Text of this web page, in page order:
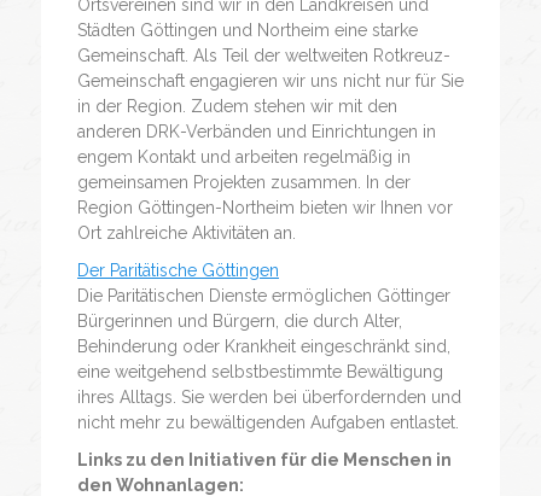
Ortsvereinen sind wir in den Landkreisen und
Städten Göttingen und Northeim eine starke
Gemeinschaft. Als Teil der weltweiten Rotkreuz-
Gemeinschaft engagieren wir uns nicht nur für Sie
in der Region. Zudem stehen wir mit den
anderen DRK-Verbänden und Einrichtungen in
engem Kontakt und arbeiten regelmäßig in
gemeinsamen Projekten zusammen. In der
Region Göttingen-Northeim bieten wir Ihnen vor
Ort zahlreiche Aktivitäten an.
Der Paritätische Göttingen
Die Paritätischen Dienste ermöglichen Göttinger
Bürgerinnen und Bürgern, die durch Alter,
Behinderung oder Krankheit eingeschränkt sind,
eine weitgehend selbstbestimmte Bewältigung
ihres Alltags. Sie werden bei überfordernden und
nicht mehr zu bewältigenden Aufgaben entlastet.
Links zu den Initiativen für die Menschen in
den Wohnanlagen: